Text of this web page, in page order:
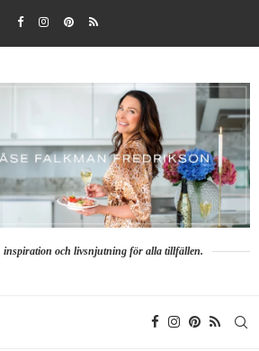
inspiration och livsnjutning för alla tillfällen.